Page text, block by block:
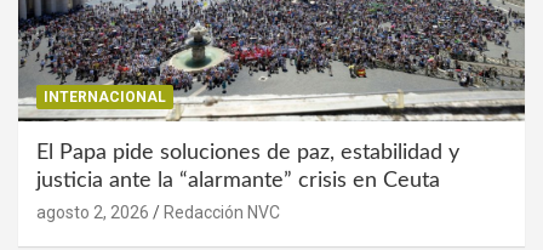
INTERNACIONAL
El Papa pide soluciones de paz, estabilidad y
justicia ante la “alarmante” crisis en Ceuta
agosto 2, 2026 Redacción NVC